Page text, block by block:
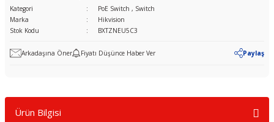
Kategori
PoE Switch , Switch
Marka
Hikvision
Stok Kodu
BXTZNEU5C3
Arkadaşına Öner Fiyatı Düşünce Haber Ver Paylaş
Ürün Bilgisi